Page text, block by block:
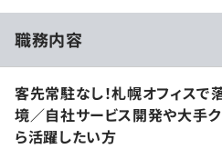
職務内容
客先常駐なし！札幌オフィスで
境／自社サービス開発や大手
ら活躍したい方